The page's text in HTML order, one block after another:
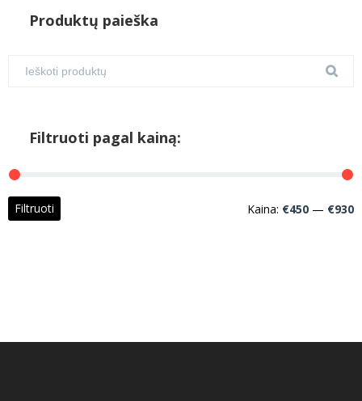
Produktų paieška
Filtruoti pagal kainą:
Filtruoti Kaina: €450 — €930